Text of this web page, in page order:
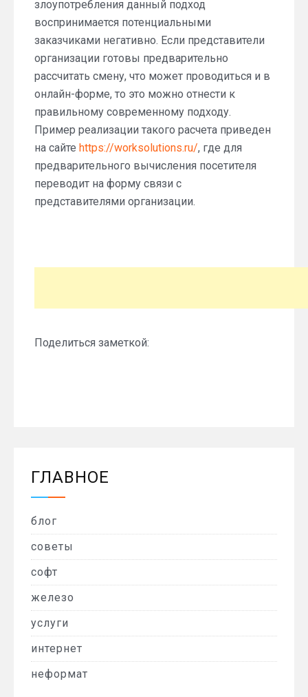
злоупотребления данный подход
воспринимается потенциальными
заказчиками негативно. Если представители
организации готовы предварительно
рассчитать смену, что может проводиться и в
онлайн-форме, то это можно отнести к
правильному современному подходу.
Пример реализации такого расчета приведен
на сайте https://worksolutions.ru/, где для
предварительного вычисления посетителя
переводит на форму связи с
представителями организации.
Поделиться заметкой:
ГЛАВНОЕ
блог
советы
софт
железо
услуги
интернет
неформат